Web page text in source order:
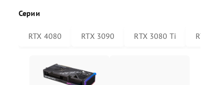
Серии
RTX 4080 RTX 3090 RTX 3080 Ti RTX